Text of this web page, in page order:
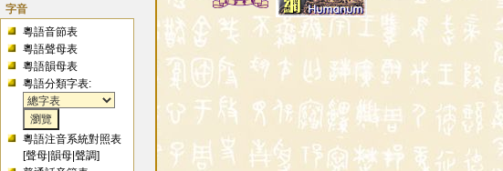
字音
粵語音節表
粵語聲母表
粵語韻母表
粵語分類字表:
粵語注音系統對照表
[聲母 |韻母 |聲調]